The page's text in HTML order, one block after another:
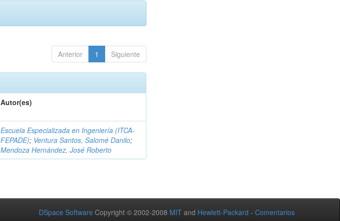
Anterior 1 Siguiente
Autor(es)
Escuela Especializada en Ingeniería (ITCA-
FEPADE); Ventura Santos, Salomé Danilo;
Mendoza Hernández, José Roberto
DSpace Software Copyright © 2002-2008 MIT and Hewlett-Packard - Comentarios